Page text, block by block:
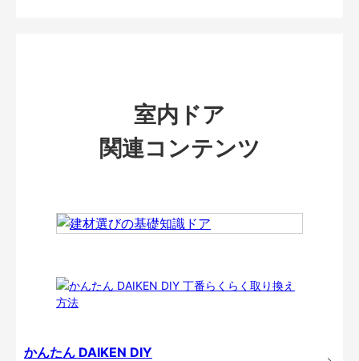
室内ドア
関連コンテンツ
かんたん DAIKEN DIY